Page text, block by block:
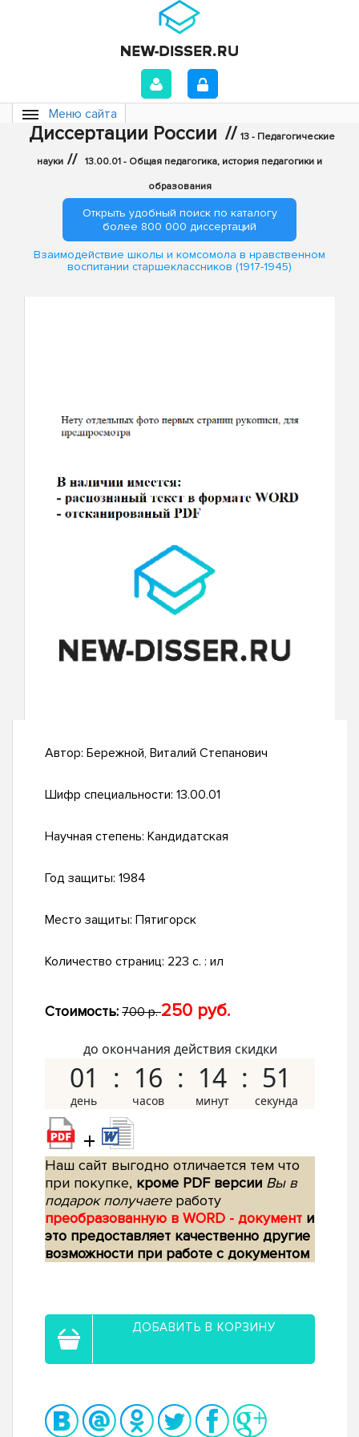
Меню сайта
Диссертации России // 13 - Педагогические
науки // 13.00.01 - Общая педагогика, история педагогики и
образования
Открыть удобный поиск по каталогу
более 800 000 диссертаций
Взаимодействие школы и комсомола в нравственном
воспитании старшеклассников (1917-1945)
Автор: Бережной, Виталий Степанович
Шифр специальности: 13.00.01
Научная степень: Кандидатская
Год защиты: 1984
Место защиты: Пятигорск
Количество страниц: 223 c. : ил
Стоимость: 700 р.250 руб.
до окончания действия скидки
01 16 14 50
+
Наш сайт выгодно отличается тем что
при покупке, кроме PDF версии Вы в
подарок получаетеработу
преобразованную в WORD - документ и
это предоставляет качественно другие
возможности при работе с документом
ДОБАВИТЬ В КОРЗИНУ